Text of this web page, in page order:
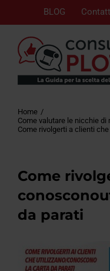
BLOG
Home
Come valutare le nicchie
Come rivolgerti a clienti
Come
da parati